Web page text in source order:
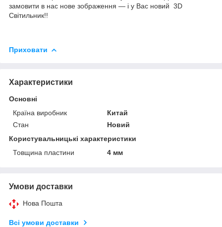
замовити в нас нове зображення — і у Вас новий 3D
Світильник!!
Приховати
Характеристики
Основні
Країна виробник
Китай
Стан
Новий
Користувальницькі характеристики
Товщина пластини
4 мм
Умови доставки
Нова Пошта
Всі умови доставки